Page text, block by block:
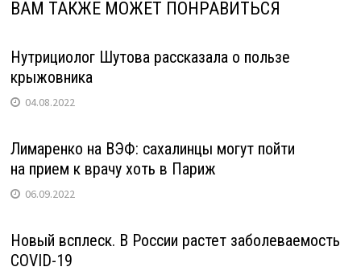
ВАМ ТАКЖЕ МОЖЕТ ПОНРАВИТЬСЯ
Нутрициолог Шутова рассказала о пользе
крыжовника
04.08.2022
Лимаренко на ВЭФ: сахалинцы могут пойти
на прием к врачу хоть в Париж
06.09.2022
Новый всплеск. В России растет заболеваемость
COVID-19